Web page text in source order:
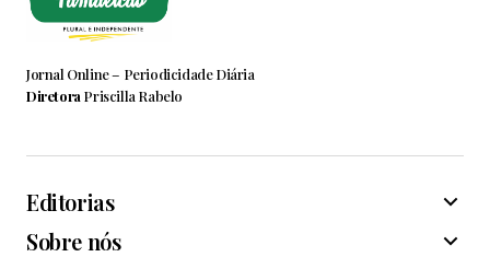
Jornal Online – Periodicidade Diária
Diretora Priscilla Rabelo
Editorias
Sobre nós